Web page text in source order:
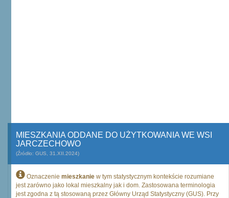
MIESZKANIA ODDANE DO UŻYTKOWANIA WE WSI
JARCZECHOWO
(Źródło: GUS, 31.XII.2024)
Oznaczenie mieszkanie w tym statystycznym kontekście rozumiane
jest zarówno jako lokal mieszkalny jak i dom. Zastosowana terminologia
jest zgodna z tą stosowaną przez Główny Urząd Statystyczny (GUS). Przy